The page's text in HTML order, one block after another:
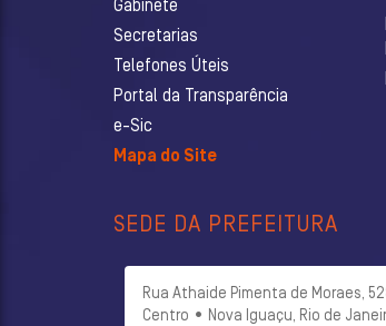
Gabinete
Secretarias
Telefones Úteis
Portal da Transparência
e-Sic
Mapa do Site
SEDE DA PREFEITURA
Rua Athaide Pimenta de Moraes,
Centro • Nova Iguaçu, Rio de